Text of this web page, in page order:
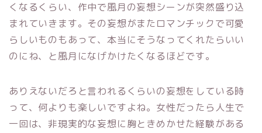
くなるくらい、作中で風月の妄想シーンが突然盛り込
まれていきます。その妄想がまたロマンチックで可愛
らしいものもあって、本当にそうなってくれたらいい
のにね、と風月になげかけたくなるほどです。
ありえないだろと言われるくらいの妄想をしている時
って、何よりも楽しいですよね。女性だったら人生で
一回は、非現実的な妄想に胸ときめかせた経験がある